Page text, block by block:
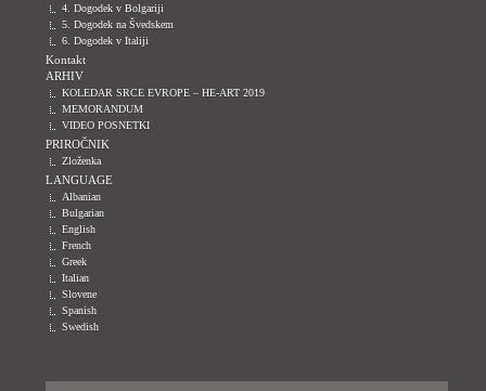
4. Dogodek v Bolgariji
5. Dogodek na Švedskem
6. Dogodek v Italiji
Kontakt
ARHIV
KOLEDAR SRCE EVROPE – HE-ART 2019
MEMORANDUM
VIDEO POSNETKI
PRIROČNIK
Zloženka
LANGUAGE
Albanian
Bulgarian
English
French
Greek
Italian
Slovene
Spanish
Swedish